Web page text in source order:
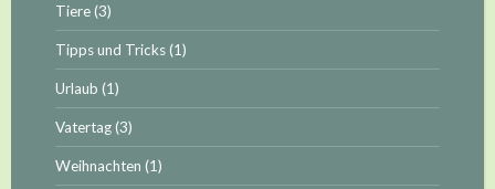
Tiere(3)
Tipps und Tricks(1)
Urlaub (1)
Vatertag(3)
Weihnachten (1)